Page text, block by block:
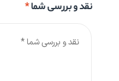
نقد و بررسی شما*